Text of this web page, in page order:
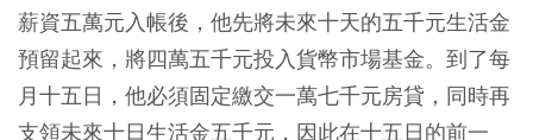
薪資五萬元入帳後，他先將未來十天的五千元生活金
預留起來，將四萬五千元投入貨幣市場基金。到了每
月十五日，他必須固定繳交一萬七千元房貸，同時再
支領未來十日生活金五千元，因此在十五日的前一